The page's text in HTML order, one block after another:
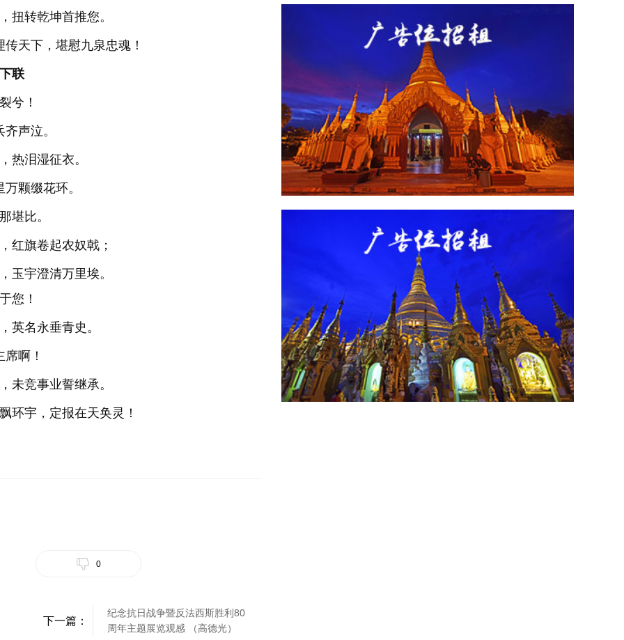
扭转乾坤首推您。
天下，堪慰九泉忠魂！
下联
兮！
声泣。
热泪湿征衣。
颗缀花环。
堪比。
红旗卷起农奴戟；
玉宇澄清万里埃。
您！
英名永垂青史。
席啊！
未竞事业誓继承。
环宇，定报在天奂灵！
0
下一篇：
纪念抗日战争暨反法西斯胜利80
周年主题展览观感 （高德光）